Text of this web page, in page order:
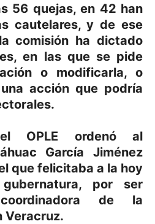
56 quejas, en 42 han
cautelares, y de ese
comisión ha dictado
en las que se pide
o modificarla, o
acción que podría
el OPLE ordenó al
García Jiménez
que felicitaba a la hoy
por ser
de la
Veracruz.